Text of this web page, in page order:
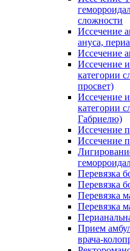
сложности
Иссечение
ануса,
Иссечение
Иссечение
категории
просвет)
Иссечение
категории
Габриелю)
Иссечение
Иссечение
Перевязка
Перевязка
Перевязка
Перевязка
Прием
врача-